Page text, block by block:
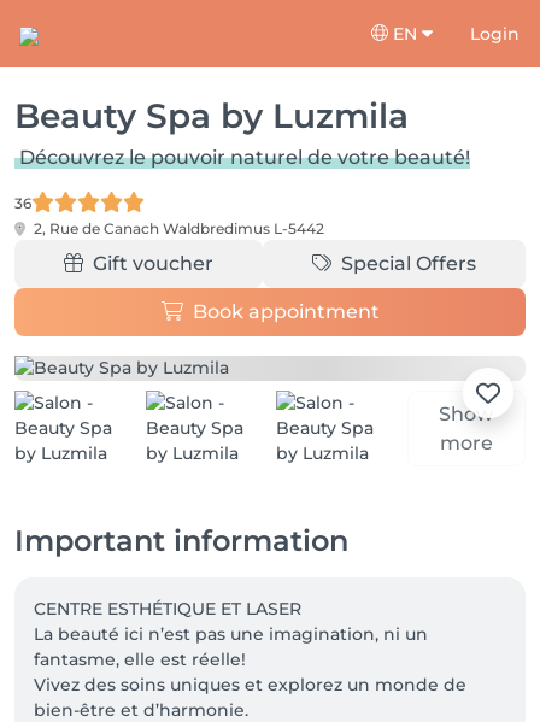
EN Login
Beauty Spa by Luzmila
Découvrez le pouvoir naturel de votre beauté!
36
2, Rue de Canach Waldbredimus L-5442
Gift voucher Special Offers
Book appointment
Show
more
Important information
CENTRE ESTHÉTIQUE ET LASER
La beauté ici n’est pas une imagination, ni un
fantasme, elle est réelle!
Vivez des soins uniques et explorez un monde de